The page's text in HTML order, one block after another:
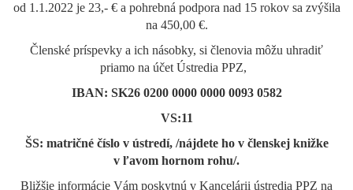
od 1.1.2022 je 23,- € a pohrebná podpora nad 15 rokov sa zvýšila
na 450,00 €.
Členské príspevky a ich násobky, si členovia môžu uhradiť
priamo na účet Ústredia PPZ,
IBAN: SK26 0200 0000 0000 0093 0582
VS:11
ŠS: matričné číslo v ústredí, /nájdete ho v členskej knižke
v ľavom hornom rohu/.
Bližšie informácie Vám poskytnú v Kancelárii ústredia PPZ na